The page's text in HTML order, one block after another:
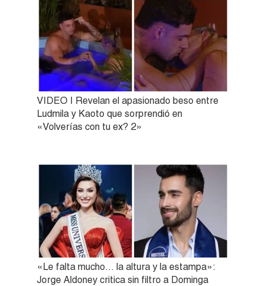
VIDEO | Revelan el apasionado beso entre
Ludmila y Kaoto que sorprendió en
«Volverías con tu ex? 2»
«Le falta mucho… la altura y la estampa»:
Jorge Aldoney critica sin filtro a Dominga